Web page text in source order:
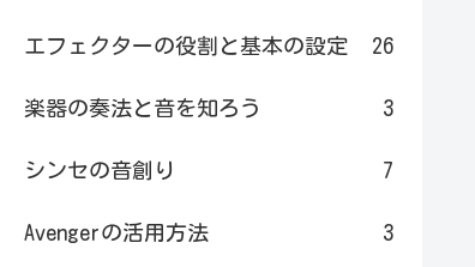
エフェクターの役割と基本の設定 26
楽器の奏法と音を知ろう 3
シンセの音創り 7
Avengerの活用方法 3